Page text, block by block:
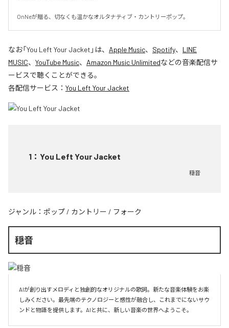
OnNeが贈る、切なくも温かなオルタナティブ・カントリーポップ。
なお「You Left Your Jacket 」は、 Apple Music、 Spotify、 LINE
MUSIC、 YouTube Music、 Amazon Music Unlimitedなどの音楽配信サ
ービスで聴くことができる。
各配信サービス： You Left Your Jacket
1 ： You Left Your Jacket
穏音
ジャンル： ポップ / カントリー / フォーク
穏音
AIが創り出すメロディと独創的なオリジナルの歌詞。新たな音楽体験をお楽
しみください。最先端のテクノロジーと感性が融合し、これまでにないサウ
ンドと物語を提供します。AIと共に、新しい音楽の世界へようこそ。